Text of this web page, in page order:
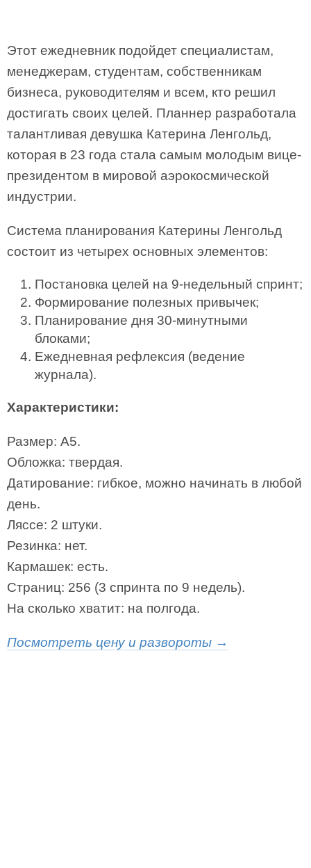
Этот ежедневник подойдет специалистам,
менеджерам, студентам, собственникам
бизнеса, руководителям и всем, кто решил
достигать своих целей. Планнер разработала
талантливая девушка Катерина Ленгольд,
которая в 23 года стала самым молодым вице-
президентом в мировой аэрокосмической
индустрии.
Система планирования Катерины Ленгольд
состоит из четырех основных элементов:
Постановка целей на 9-недельный спринт;
Формирование полезных привычек;
Планирование дня 30-минутными
блоками;
Ежедневная рефлексия (ведение
журнала).
Характеристики:
Размер: А5.
Обложка: твердая.
Датирование: гибкое, можно начинать в любой
день.
Ляссе: 2 штуки.
Резинка: нет.
Кармашек: есть.
Страниц: 256 (3 спринта по 9 недель).
На сколько хватит: на полгода.
Посмотреть цену и развороты →